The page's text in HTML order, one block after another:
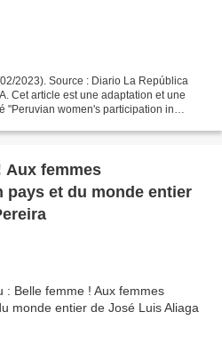
2023). Source : Diario La República
Cet article est une adaptation et une
"Peruvian women's participation in
Aux femmes
pays et du monde entier